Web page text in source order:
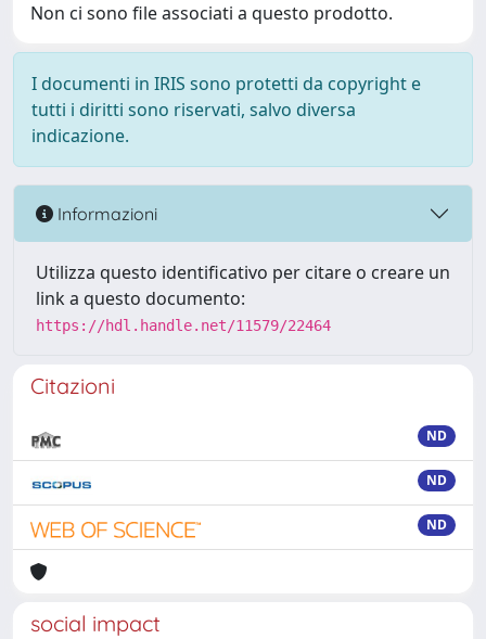
Non ci sono file associati a questo prodotto.
I documenti in IRIS sono protetti da copyright e
tutti i diritti sono riservati, salvo diversa
indicazione.
Informazioni
Utilizza questo identificativo per citare o creare un
link a questo documento:
https://hdl.handle.net/11579/22464
Citazioni
ND
ND
ND
social impact